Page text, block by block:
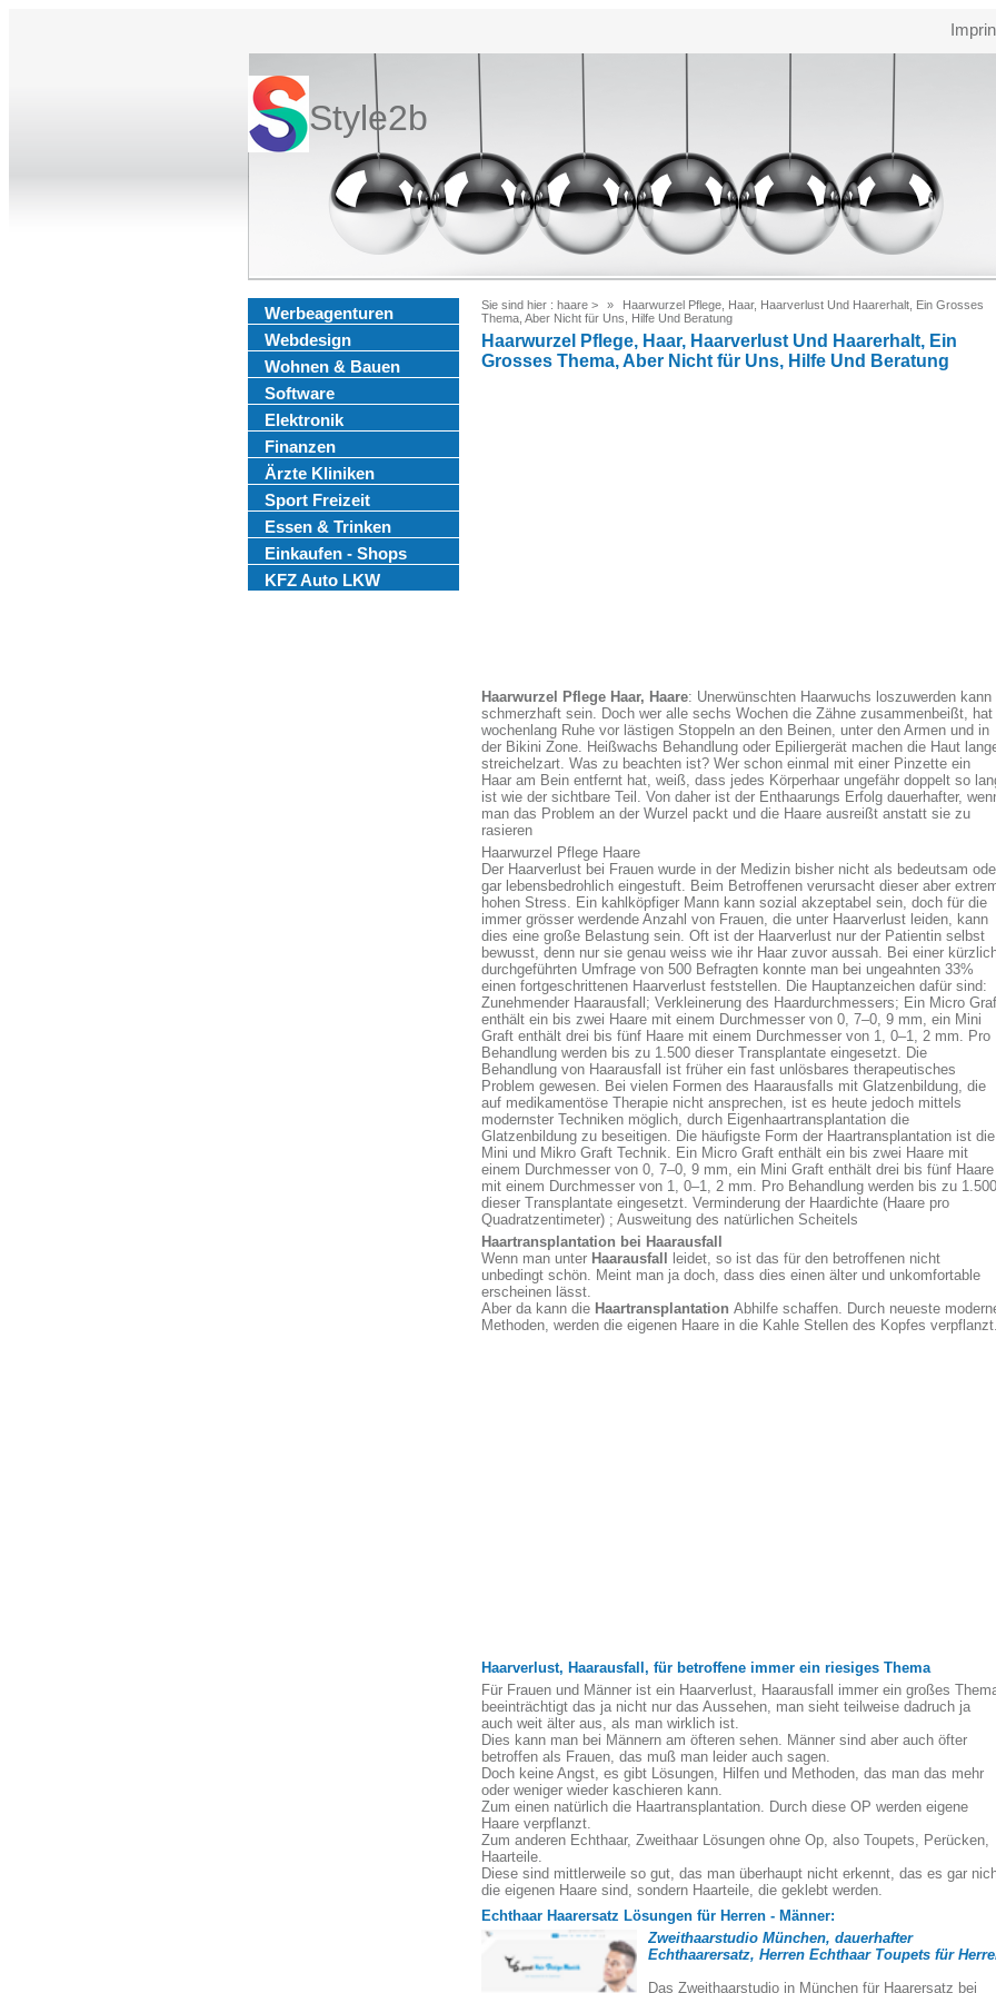
Style2b
Werbeagenturen
Webdesign
Wohnen & Bauen
Software
Elektronik
Finanzen
Ärzte Kliniken
Sport Freizeit
Essen & Trinken
Einkaufen - Shops
KFZ Auto LKW
Sie sind hier : haare >
Haarwurzel Pflege, Haar, Haarverlust Und Haarerhalt, Ein Grosses
Thema, Aber Nicht für Uns, Hilfe Und Beratung
Haarwurzel Pflege, Haar, Haarverlust Und Haarerhalt, Ein
Grosses Thema, Aber Nicht für Uns, Hilfe Und Beratung
Haarwurzel Pflege Haar, Haare: Unerwünschten Haarwuchs loszuwerden kann
schmerzhaft sein. Doch wer alle sechs Wochen die Zähne zusammenbeißt, hat
wochenlang Ruhe vor lästigen Stoppeln an den Beinen, unter den Armen und in
der Bikini Zone. Heißwachs Behandlung oder Epiliergerät machen die Haut
streichelzart. Was zu beachten ist? Wer schon einmal mit einer Pinzette ein
Haar am Bein entfernt hat, weiß, dass jedes Körperhaar ungefähr doppelt so
ist wie der sichtbare Teil. Von daher ist der Enthaarungs Erfolg dauerhafter,
man das Problem an der Wurzel packt und die Haare ausreißt anstatt sie zu
rasieren
Haarwurzel Pflege Haare
Der Haarverlust bei Frauen wurde in der Medizin bisher nicht als bedeutsam
gar lebensbedrohlich eingestuft. Beim Betroffenen verursacht dieser aber
hohen Stress. Ein kahlköpfiger Mann kann sozial akzeptabel sein, doch für die
immer grösser werdende Anzahl von Frauen, die unter Haarverlust leiden, kann
dies eine große Belastung sein. Oft ist der Haarverlust nur der Patientin selbst
bewusst, denn nur sie genau weiss wie ihr Haar zuvor aussah. Bei einer
durchgeführten Umfrage von 500 Befragten konnte man bei ungeahnten 33%
einen fortgeschrittenen Haarverlust feststellen. Die Hauptanzeichen dafür sind:
Zunehmender Haarausfall; Verkleinerung des Haardurchmessers; Ein Micro
enthält ein bis zwei Haare mit einem Durchmesser von 0, 7–0, 9 mm, ein Mini
Graft enthält drei bis fünf Haare mit einem Durchmesser von 1, 0–1, 2 mm. Pro
Behandlung werden bis zu 1.500 dieser Transplantate eingesetzt. Die
Behandlung von Haarausfall ist früher ein fast unlösbares therapeutisches
Problem gewesen. Bei vielen Formen des Haarausfalls mit Glatzenbildung, die
auf medikamentöse Therapie nicht ansprechen, ist es heute jedoch mittels
modernster Techniken möglich, durch Eigenhaartransplantation die
Glatzenbildung zu beseitigen. Die häufigste Form der Haartransplantation ist die
Mini und Mikro Graft Technik. Ein Micro Graft enthält ein bis zwei Haare mit
einem Durchmesser von 0, 7–0, 9 mm, ein Mini Graft enthält drei bis fünf Haare
mit einem Durchmesser von 1, 0–1, 2 mm. Pro Behandlung werden bis zu 1.500
dieser Transplantate eingesetzt. Verminderung der Haardichte (Haare pro
Quadratzentimeter) ; Ausweitung des natürlichen Scheitels
Haartransplantation bei Haarausfall
Wenn man unter Haarausfall
leidet, so ist das für den betroffenen nicht
unbedingt schön. Meint man ja doch, dass dies einen älter und unkomfortable
erscheinen lässt.
Aber da kann die Haartransplantation Abhilfe schaffen. Durch neueste
Methoden, werden die eigenen Haare in die Kahle Stellen des Kopfes verpflanzt.
Haarverlust, Haarausfall, für betroffene immer ein riesiges Thema
Für Frauen und Männer ist ein Haarverlust, Haarausfall immer ein großes
beeinträchtigt das ja nicht nur das Aussehen, man sieht teilweise dadruch ja
auch weit älter aus, als man wirklich ist.
Dies kann man bei Männern am öfteren sehen. Männer sind aber auch öfter
betroffen als Frauen, das muß man leider auch sagen.
Doch keine Angst, es gibt Lösungen, Hilfen und Methoden, das man das mehr
oder weniger wieder kaschieren kann.
Zum einen natürlich die Haartransplantation. Durch diese OP werden eigene
Haare verpflanzt.
Zum anderen Echthaar, Zweithaar Lösungen ohne Op, also Toupets, Perücken,
Haarteile.
Diese sind mittlerweile so gut, das man überhaupt nicht erkennt, das es gar
die eigenen Haare sind, sondern Haarteile, die geklebt werden.
Echthaar Haarersatz Lösungen für Herren - Männer:
Zweithaarstudio München, dauerhafter
Echthaarersatz, Herren Echthaar Toupets für
Das Zweithaarstudio in München für Haarersatz bei